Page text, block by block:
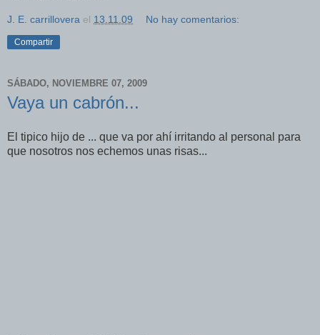
J. E. carrillovera el 13.11.09 No hay comentarios:
Compartir
SÁBADO, NOVIEMBRE 07, 2009
Vaya un cabrón...
El tipico hijo de ... que va por ahí irritando al personal para
que nosotros nos echemos unas risas...